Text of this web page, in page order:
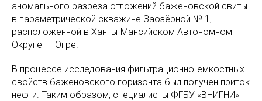
аномального разреза отложений баженовской свиты
в параметрической скважине Заозёрной № 1,
расположенной в Ханты-Мансийском Автономном
Округе – Югре.
В процессе исследования фильтрационно-емкостных
свойств баженовского горизонта был получен приток
нефти. Таким образом, специалисты ФГБУ «ВНИГНИ»